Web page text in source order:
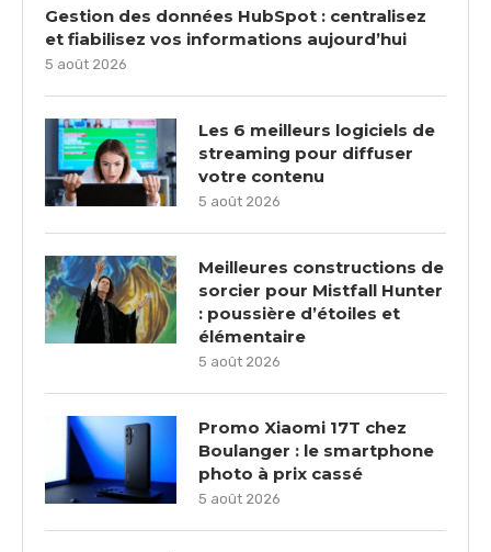
Gestion des données HubSpot : centralisez
et fiabilisez vos informations aujourd’hui
5 août 2026
Les 6 meilleurs logiciels de
streaming pour diffuser
votre contenu
5 août 2026
Meilleures constructions de
sorcier pour Mistfall Hunter
: poussière d’étoiles et
élémentaire
5 août 2026
Promo Xiaomi 17T chez
Boulanger : le smartphone
photo à prix cassé
5 août 2026